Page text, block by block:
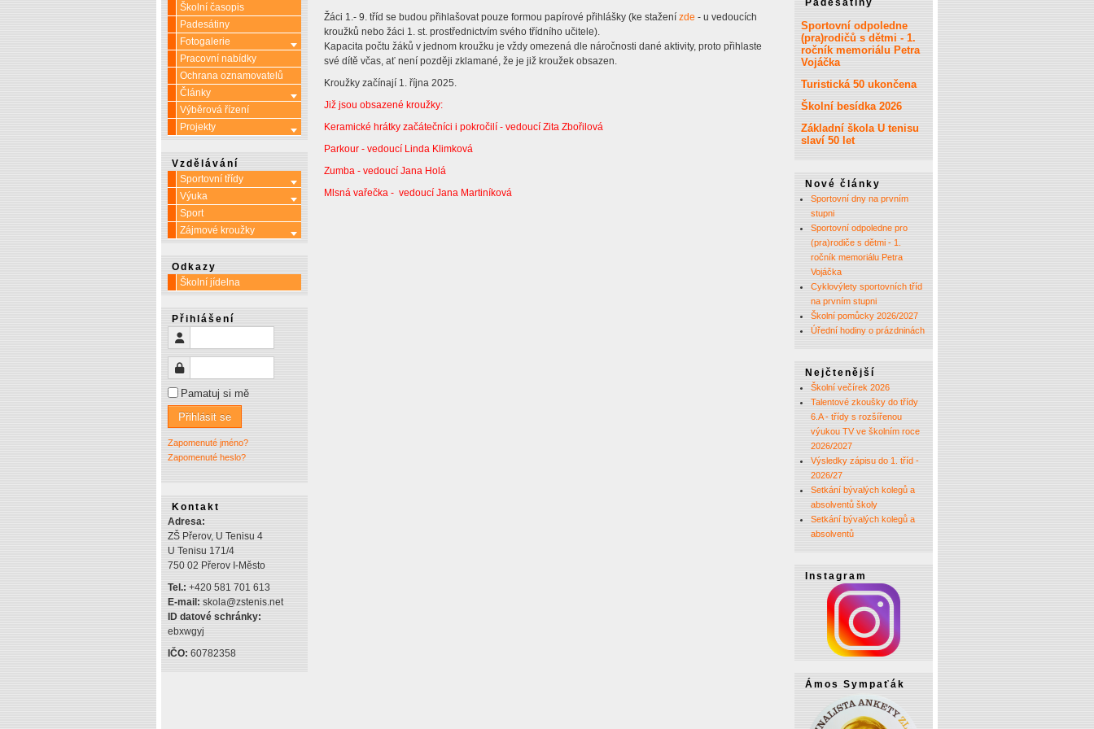
Školní časopis
Padesátiny
Fotogalerie
Více o: Fotogalerie
Pracovní nabídky
Ochrana oznamovatelů
Články
Více o: Články
Výběrová řízení
Projekty
Více o: Projekty
Vzdělávání
Sportovní třídy
Více o: Sportovní třídy
Výuka Více o: Výuka
Sport
Zájmové kroužky
Více o: Zájmové kroužky
Odkazy
Školní jídelna
Přihlášení
Heslo
Pamatuj si mě
Přihlásit se
Zapomenuté jméno?
Zapomenuté heslo?
Kontakt
Adresa:
ZŠ Přerov, U Tenisu 4
U Tenisu 171/4
750 02 Přerov I-Město
Tel.: +420 581 701 613
E-mail: skola@zstenis.net
ID datové schránky:
ebxwgyj
IČO: 60782358
Žáci 1.- 9. tříd se budou přihlašovat pouze formou papírové přihlášky (ke staženízde - u vedoucích
kroužků nebo žáci 1. st. prostřednictvím svého třídního učitele).
Kapacita počtu žáků v jednom kroužku je vždy omezená dle náročnosti dané aktivity, proto přihlaste
své dítě včas, ať není později zklamané, že je již kroužek obsazen.
Kroužky začínají 1. října 2025.
Již jsou obsazené kroužky:
Keramické hrátky začátečníci i pokročilí - vedoucí Zita Zbořilová
Parkour - vedoucí Linda Klimková
Zumba - vedoucí Jana Holá
Mlsná vařečka - vedoucí Jana Martiníková
Padesátiny
Sportovní odpoledne
(pra)rodičů s dětmi - 1.
ročník memoriálu Petra
Vojáčka
Turistická 50 ukončena
Školní besídka 2026
Základní škola U tenisu
slaví 50 let
Nové články
Sportovní dny na prvním
stupni
Sportovní odpoledne pro
(pra)rodiče s dětmi - 1.
ročník memoriálu Petra
Vojáčka
Cyklovýlety sportovních tříd
na prvním stupni
Školní pomůcky 2026/2027
Úřední hodiny o prázdninách
Nejčtenější
Školní večírek 2026
Talentové zkoušky do třídy
6.A - třídy s rozšířenou
výukou TV ve školním roce
2026/2027
Výsledky zápisu do 1. tříd -
2026/27
Setkání bývalých kolegů a
absolventů školy
Setkání bývalých kolegů a
absolventů
Instagram
Ámos Sympaťák